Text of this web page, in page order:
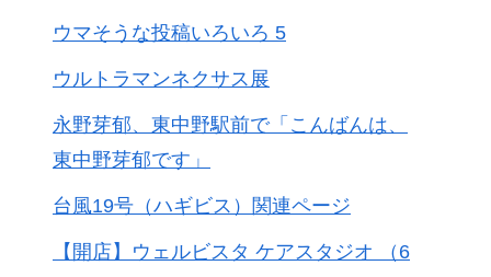
ウマそうな投稿いろいろ 5
ウルトラマンネクサス展
永野芽郁、東中野駅前で「こんばんは、
東中野芽郁です」
台風19号（ハギビス）関連ページ
【開店】ウェルビスタ ケアスタジオ （6